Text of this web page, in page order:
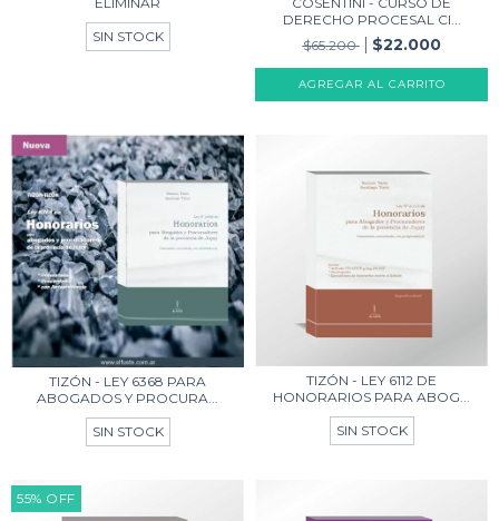
SIN STOCK
DERECHO PROCESAL CI...
$65.200
$22.000
AGREGAR AL CARRITO
TIZÓN - LEY 6368 PARA
ABOGADOS Y PROCURA...
SIN STOCK
TIZÓN - LEY 6112 DE
HONORARIOS PARA ABOG...
SIN STOCK
55% OFF